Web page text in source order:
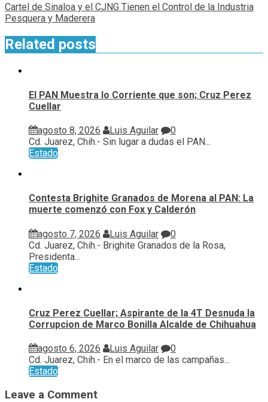
Cartel de Sinaloa y el CJNG Tienen el Control de la Industria
Pesquera y Maderera
Related posts
El PAN Muestra lo Corriente que son; Cruz Perez
Cuellar
agosto 8, 2026 Luis Aguilar
0
Cd. Juarez, Chih.- Sin lugar a dudas el PAN...
Estado
Contesta Brighite Granados de Morena al PAN: La
muerte comenzó con Fox y Calderón
agosto 7, 2026 Luis Aguilar
0
Cd. Juarez, Chih.- Brighite Granados de la Rosa,
Presidenta...
Estado
Cruz Perez Cuellar; Aspirante de la 4T Desnuda la
Corrupcion de Marco Bonilla Alcalde de Chihuahua
agosto 6, 2026 Luis Aguilar
0
Cd. Juarez, Chih.- En el marco de las campañas...
Estado
Leave a Comment